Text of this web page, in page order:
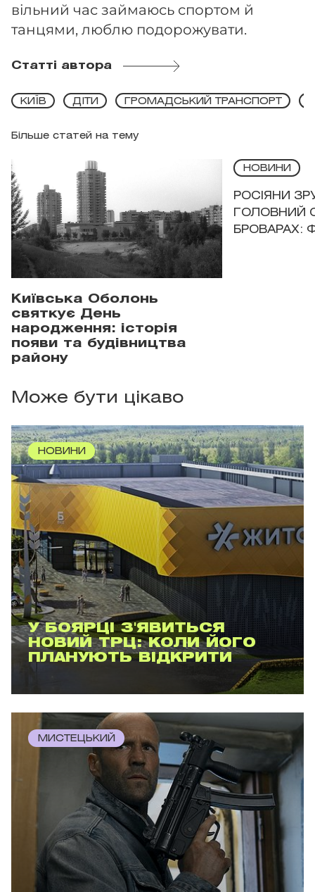
вільний час займаюсь спортом й
танцями, люблю подорожувати.
Статті автора
Більше статей на тему
КИЇВ ДІТИ ГРОМАДСЬКИЙ ТРАНСПОРТ
Київська Оболонь
святкує День
народження: історія
появи та будівництва
району
НОВИНИ
РОСІЯНИ
ГОЛОВНИЙ
БРОВАРАХ:
Може бути цікаво
НОВИНИ
У БОЯРЦІ З'ЯВИТЬСЯ
НОВИЙ ТРЦ: КОЛИ ЙОГО
ПЛАНУЮТЬ ВІДКРИТИ
МИСТЕЦЬКИЙ